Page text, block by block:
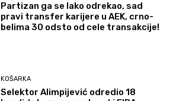
Partizan ga se lako odrekao, sad
pravi transfer karijere u AEK, crno-
belima 30 odsto od cele transakcije!
KOŠARKA
Selektor Alimpijević odredio 18